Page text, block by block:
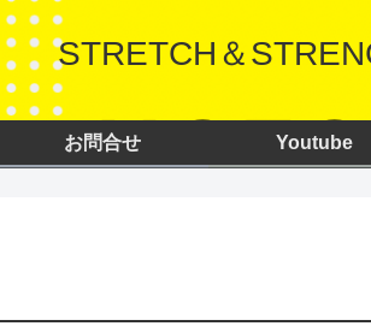
STRETCH＆
お問合せ Youtube